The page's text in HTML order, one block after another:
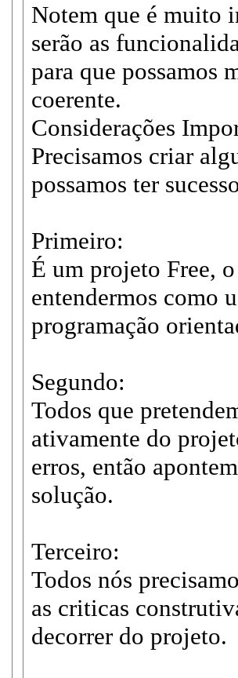
Notem que é muito
serão as
para que possamos
coerente.
Considerações
Precisamos criar
possamos ter
Primeiro:
É um projeto Free,
entendermos como
programação
Segundo:
Todos que
ativamente do
erros, então
solução.
Terceiro:
Todos nós
as criticas
decorrer do projeto.